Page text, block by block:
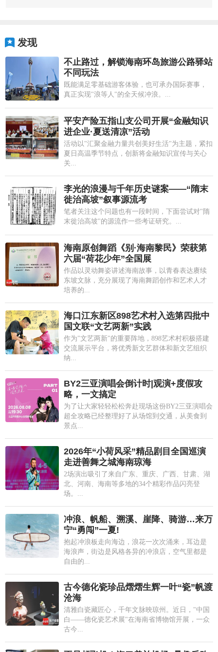
发现
不止路过，解锁海南环岛旅游公路驿站
不同玩法
既能满足零基础游客体验，也可承办国际赛事，
真正实现"浪等人"的全天候冲浪。...
平安产险五指山支公司开展“金融知识
进企业·夏送清凉”活动
活动以"汇聚金融力量共创美好生活"为主题，紧扣
夏日高温季节特点，创新将金融知识宣传与关心
关...
李光的浪漫与千年历史谜案——“隋末
徙治高坡”叙事源流考
笔者关注这个问题也有一段时间，下面尝试对"隋
末徙治高坡"的源流作一些考证研究。...
海南原创舞蹈《别·海南黎民》荣获第
六届“荷花少年”全国展
作品以灵动舞姿讲述海南故事，以青春表达赓续
东坡文脉，充分展现了海南舞蹈创作和艺术人才
培养的...
海口江东新区898艺术村入选第四批中
国文联“文艺两新”实践
作为"文艺两新"的重要阵地，898艺术村积极搭建
交流展示平台，将优秀新文艺群体和新文艺组织
纳...
BY2三亚演唱会倒计时|观演+度假攻
略，一文搞定
为了让大家轻轻松松奔赴现场这份BY2三亚演唱会
超全攻略已经整理好了从场馆到交通，从美食到
景点...
2026年“小荷风采”精品剧目全国巡演
走进善舞之城海南琼海
2场演出吸引了来自广东、重庆、广西、甘肃、湖
北、河南、海南等多地的34个精彩作品闪亮登
场。...
冲浪、帆船、溯溪、崖降、骑游…来万
宁“勇闯”一夏!
抱起冲浪板走向海边，浪花一次次涌来，耳边是
海浪声，街边是风格各异的冲浪店，空气里都是
自由的...
古今德化瓷珍品熠熠生辉一叶“瓷”帆渡
沧海
清雅白瓷藏匠心，千年文脉映琼州。近日，"中国
白——德化瓷艺术展"在海南省博物馆开展，一众
古今...